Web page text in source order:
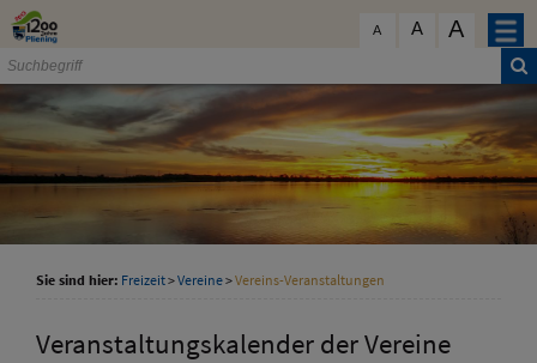
Zum Inhalt
A A A
Sie sind hier: Freizeit>Vereine>Vereins-Veranstaltungen
Veranstaltungskalender der Vereine
schließen